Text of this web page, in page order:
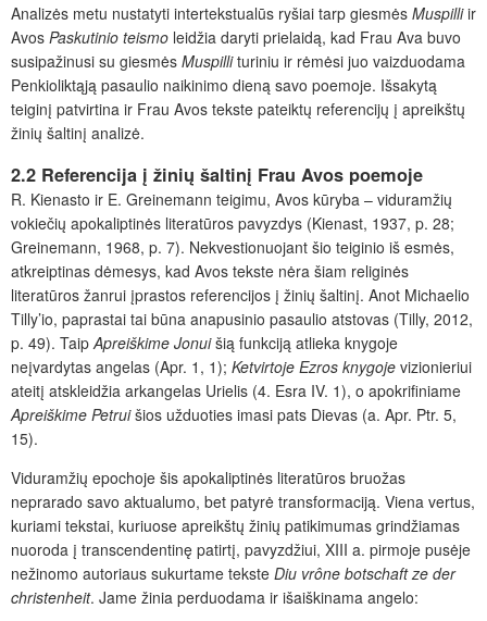
Analizės metu nustatyti intertekstualūs ryšiai tarp giesmės Muspilliir
Avos Paskutinio teismo leidžia daryti prielaidą, kad Frau Ava buvo
susipažinusi su giesmės Muspillituriniu ir rėmėsi juo vaizduodama
Penkioliktąją pasaulio naikinimo dieną savo poemoje. Išsakytą
teiginį patvirtina ir Frau Avos tekste pateiktų referencijų į apreikštų
žinių šaltinį analizė.
2.2 Referencija į žinių šaltinį Frau Avos poemoje
R. Kienasto ir E. Greinemann teigimu, Avos kūryba – viduramžių
vokiečių apokaliptinės literatūros pavyzdys (Kienast, 1937, p. 28;
Greinemann, 1968, p. 7). Nekvestionuojant šio teiginio iš esmės,
atkreiptinas dėmesys, kad Avos tekste nėra šiam religinės
literatūros žanrui įprastos referencijos į žinių šaltinį. Anot Michaelio
Tilly’io, paprastai tai būna anapusinio pasaulio atstovas (Tilly, 2012,
p. 49). Taip Apreiškime Jonuišią funkciją atlieka knygoje
neįvardytas angelas (Apr. 1, 1); Ketvirtoje Ezros knygoje vizionieriui
ateitį atskleidžia arkangelas Urielis (4. Esra IV. 1), o apokrifiniame
Apreiškime Petruišios užduoties imasi pats Dievas (a. Apr. Ptr. 5,
15).
Viduramžių epochoje šis apokaliptinės literatūros bruožas
neprarado savo aktualumo, bet patyrė transformaciją. Viena vertus,
kuriami tekstai, kuriuose apreikštų žinių patikimumas grindžiamas
nuoroda į transcendentinę patirtį, pavyzdžiui, XIII a. pirmoje pusėje
nežinomo autoriaus sukurtame tekste Diu vrône botschaft ze der
christenheit. Jame žinia perduodama ir išaiškinama angelo: